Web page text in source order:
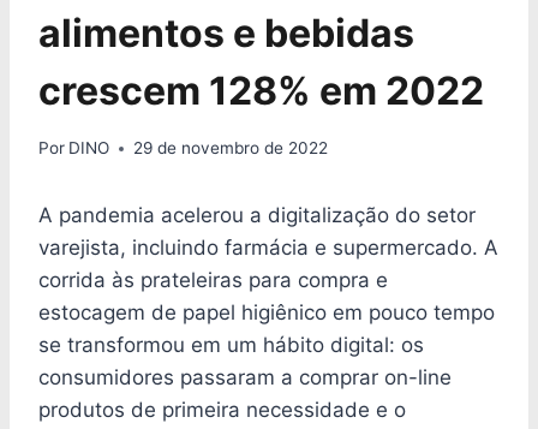
alimentos e bebidas
crescem 128% em 2022
Por DINO 29 de novembro de 2022
A pandemia acelerou a digitalização do setor
varejista, incluindo farmácia e supermercado. A
corrida às prateleiras para compra e
estocagem de papel higiênico em pouco tempo
se transformou em um hábito digital: os
consumidores passaram a comprar on-line
produtos de primeira necessidade e o